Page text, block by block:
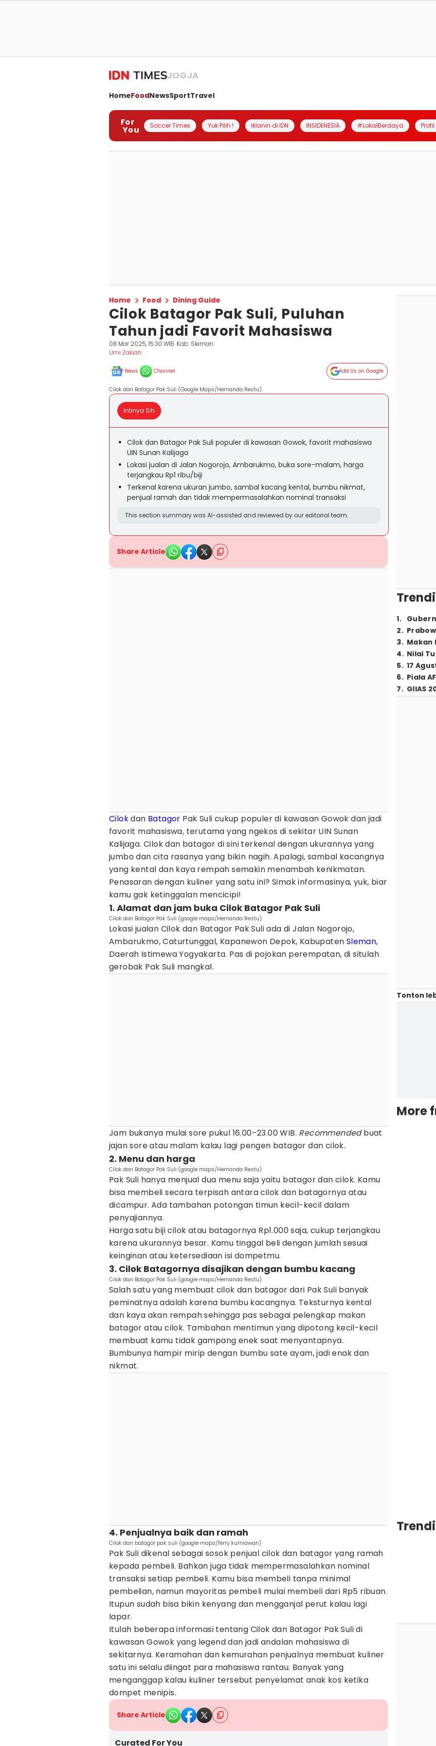
JOGJA
HomeFoodNewsSportTravel
For
You Soccer Times Yuk Pilih ! Iklanin di IDN INSIDENESIA #LokalBerdaya
Home Food Dining Guide
Cilok Batagor Pak Suli, Puluhan
Tahun jadi Favorit Mahasiswa
08 Mar 2025, 15:30 WIB Kab. Sleman
Umi Zakiah
News Channel Add Us on Google
Cilok dan Batagor Pak Suli (Google Maps/Hernanda Restu)
Intinya Sih
Cilok dan Batagor Pak Suli populer di kawasan Gowok, favorit mahasiswa
UIN Sunan Kalijaga
Lokasi jualan di Jalan Nogorojo, Ambarukmo, buka sore-malam, harga
terjangkau Rp1 ribu/biji
Terkenal karena ukuran jumbo, sambal kacang kental, bumbu nikmat,
penjual ramah dan tidak mempermasalahkan nominal transaksi
This section summary was AI-assisted and reviewed by our editorial team.
Share Article
Cilokdan Batagor Pak Suli cukup populer di kawasan Gowok dan jadi
favorit mahasiswa, terutama yang ngekos di sekitar UIN Sunan
Kalijaga. Cilok dan batagor di sini terkenal dengan ukurannya yang
jumbo dan cita rasanya yang bikin nagih. Apalagi, sambal kacangnya
yang kental dan kaya rempah semakin menambah kenikmatan.
Penasaran dengan kuliner yang satu ini? Simak informasinya, yuk, biar
kamu gak ketinggalan mencicipi!
1. Alamat dan jam buka Cilok Batagor Pak Suli
Cilok dan Batagor Pak Suli (google maps/Hernanda Restu)
Lokasi jualan Cilok dan Batagor Pak Suli ada di Jalan Nogorojo,
Ambarukmo, Caturtunggal, Kapanewon Depok, Kabupaten Sleman,
Daerah Istimewa Yogyakarta. Pas di pojokan perempatan, di situlah
gerobak Pak Suli mangkal.
Jam bukanya mulai sore pukul 16.00–23.00 WIB. Recommendedbuat
jajan sore atau malam kalau lagi pengen batagor dan cilok.
2. Menu dan harga
Cilok dan Batagor Pak Suli (google maps/Hernanda Restu)
Pak Suli hanya menjual dua menu saja yaitu batagor dan cilok. Kamu
bisa membeli secara terpisah antara cilok dan batagornya atau
dicampur. Ada tambahan potongan timun kecil-kecil dalam
penyajiannya.
Harga satu biji cilok atau batagornya Rp1.000 saja, cukup terjangkau
karena ukurannya besar. Kamu tinggal beli dengan jumlah sesuai
keinginan atau ketersediaan isi dompetmu.
3. Cilok Batagornya disajikan dengan bumbu kacang
Cilok dan Batagor Pak Suli (google maps/Hernanda Restu)
Salah satu yang membuat cilok dan batagor dari Pak Suli banyak
peminatnya adalah karena bumbu kacangnya. Teksturnya kental
dan kaya akan rempah sehingga pas sebagai pelengkap makan
batagor atau cilok. Tambahan mentimun yang dipotong kecil-kecil
membuat kamu tidak gampang enek saat menyantapnya.
Bumbunya hampir mirip dengan bumbu sate ayam, jadi enak dan
nikmat.
4. Penjualnya baik dan ramah
Cilok dan batagor pak suli (google maps/ferry kurniawan)
Pak Suli dikenal sebagai sosok penjual cilok dan batagor yang ramah
kepada pembeli. Bahkan juga tidak mempermasalahkan nominal
transaksi setiap pembeli. Kamu bisa membeli tanpa minimal
pembelian, namun mayoritas pembeli mulai membeli dari Rp5 ribuan.
Itupun sudah bisa bikin kenyang dan mengganjal perut kalau lagi
lapar.
Itulah beberapa informasi tentang Cilok dan Batagor Pak Suli di
kawasan Gowok yang legend dan jadi andalan mahasiswa di
sekitarnya. Keramahan dan kemurahan penjualnya membuat kuliner
satu ini selalu diingat para mahasiswa rantau. Banyak yang
menganggap kalau kuliner tersebut penyelamat anak kos ketika
dompet menipis.
Share Article
Curated For You
1.
2.
3. Makan
4. Nilai
5. 17
6. Piala
7. GIIAS
Tonton
More